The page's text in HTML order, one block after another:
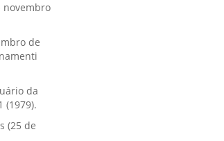
novembro
de
da
(1979).
(25 de